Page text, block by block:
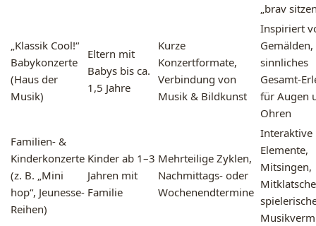
„brav
„Klassik Cool!“
Babykonzerte
(Haus der
Musik)
Eltern mit
Babys bis ca.
1,5 Jahre
Kurze
Konzertformate,
Verbindung von
Musik & Bildkunst
Inspiriert
Gemälden,
sinnliches
Gesamt-
für Augen
Ohren
Familien- &
Kinderkonzerte
(z. B. „Mini
hop“, Jeunesse-
Reihen)
Kinder ab 1–3
Jahren mit
Familie
Mehrteilige Zyklen,
Nachmittags- oder
Wochenendtermine
Interaktive
Elemente,
Mitsingen,